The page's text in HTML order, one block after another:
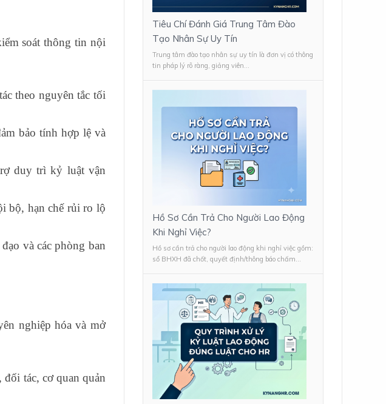
soát thông tin nội
theo nguyên tắc tối
bảo tính hợp lệ và
duy trì kỷ luật vận
bộ, hạn chế rủi ro lộ
và các phòng ban
nghiệp hóa và mở
tác, cơ quan quản
Tiêu Chí Đánh Giá Trung Tâm Đào
Tạo Nhân Sự Uy Tín
Trung tâm đào tạo nhân sự uy tín là đơn vị có thông
tin pháp lý rõ ràng, giảng viên...
Hồ Sơ Cần Trả Cho Người Lao Động
Khi Nghỉ Việc?
Hồ sơ cần trả cho người lao động khi nghỉ việc gồm:
sổ BHXH đã chốt, quyết định/thông báo chấm...